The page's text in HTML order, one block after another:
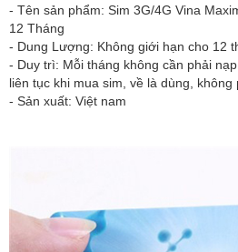
- Tên sản phẩm: Sim 3G/4G Vina
12 Tháng
- Dung Lượng: Không giới hạn cho 12
- Duy trì: Mỗi tháng không cần phải
liên tục khi mua sim, về là dùng, không
- Sản xuất: Việt nam